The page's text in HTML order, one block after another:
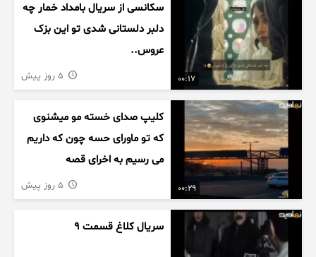
00:17
سکانسی از سریال بامداد خمار چه
دلبر دلستانی شدی تو این بزک
عروس..
00:29
کلیپ صدای خسته مو میشنوی
که تو ماورای حسه چون که داریم
می رسیم به اخرای قصه
سریال کلاغ قسمت 9